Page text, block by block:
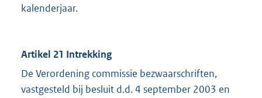
kalenderjaar.
Artikel 21 Intrekking
De Verordening commissie bezwaarschriften,
vastgesteld bij besluit d.d. 4 september 2003 en